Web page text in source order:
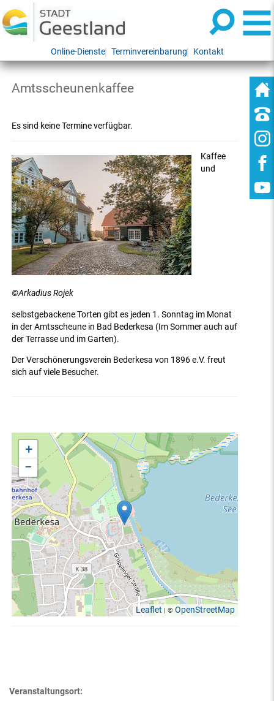
Online-Dienste Terminvereinbarung Kontakt
Amtsscheunenkaffee
Es sind keine Termine verfügbar.
©Arkadius Rojek
Kaffee
und
selbstgebackene Torten gibt es jeden 1. Sonntag im Monat
in der Amtsscheune in Bad Bederkesa (Im Sommer auch auf
der Terrasse und im Garten).
Der Verschönerungsverein Bederkesa von 1896 e.V. freut
sich auf viele Besucher.
+
−
Leaflet| © OpenStreetMap
Veranstaltungsort: